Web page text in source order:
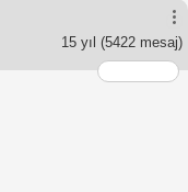
15 yıl (5422 mesaj)